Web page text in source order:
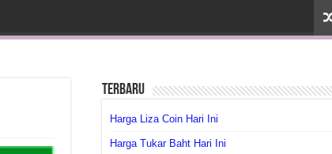
Terbaru
Harga Liza Coin Hari Ini
Harga Tukar Baht Hari Ini